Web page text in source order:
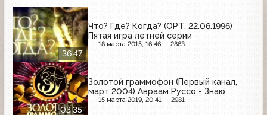
36:47
Что? Где? Когда? (ОРТ, 22.06.1996)
Пятая игра летней серии
18 марта 2015, 16:46 2863
03:35
Золотой граммофон (Первый канал,
март 2004) Авраам Руссо - Знаю
15 марта 2019, 20:41 2981